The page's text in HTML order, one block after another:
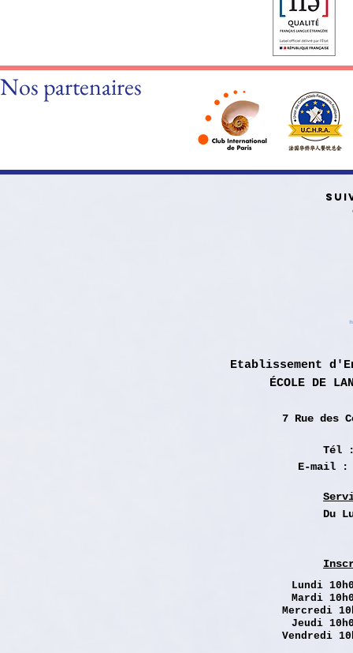
Nos partenaires
Etablissement
ÉCOLE DE
7 Rue des
Tél
E-mail
Du
Lundi
Mardi
Mercredi
Jeudi
Vendredi